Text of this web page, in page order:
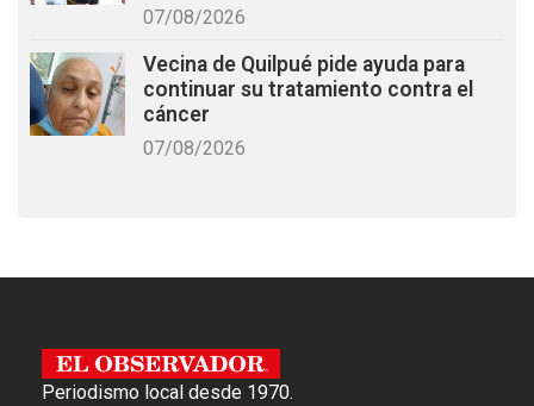
07/08/2026
Vecina de Quilpué pide ayuda para
continuar su tratamiento contra el
cáncer
07/08/2026
Periodismo local desde 1970.